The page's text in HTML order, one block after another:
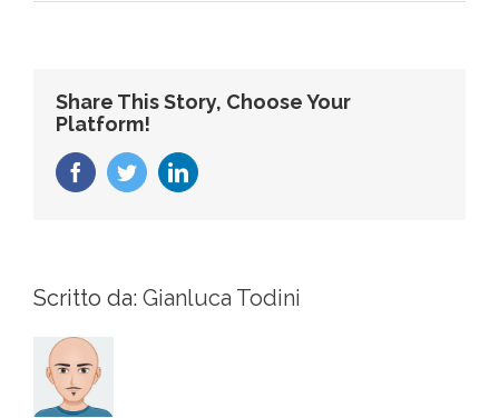
Share This Story, Choose Your
Platform!
FacebookTwitterLinkedIn
Scritto da: Gianluca Todini